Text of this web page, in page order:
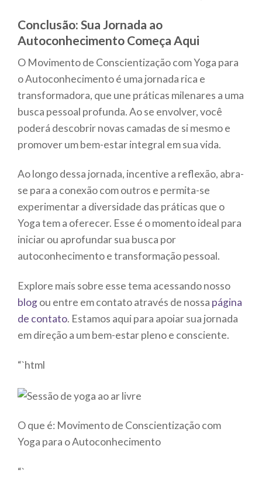
Conclusão: Sua Jornada ao
Autoconhecimento Começa Aqui
O Movimento de Conscientização com Yoga para
o Autoconhecimento é uma jornada rica e
transformadora, que une práticas milenares a uma
busca pessoal profunda. Ao se envolver, você
poderá descobrir novas camadas de si mesmo e
promover um bem-estar integral em sua vida.
Ao longo dessa jornada, incentive a reflexão, abra-
se para a conexão com outros e permita-se
experimentar a diversidade das práticas que o
Yoga tem a oferecer. Esse é o momento ideal para
iniciar ou aprofundar sua busca por
autoconhecimento e transformação pessoal.
Explore mais sobre esse tema acessando nosso
blogou entre em contato através de nossa página
de contato. Estamos aqui para apoiar sua jornada
em direção a um bem-estar pleno e consciente.
“`html
O que é: Movimento de Conscientização com
Yoga para o Autoconhecimento
“`